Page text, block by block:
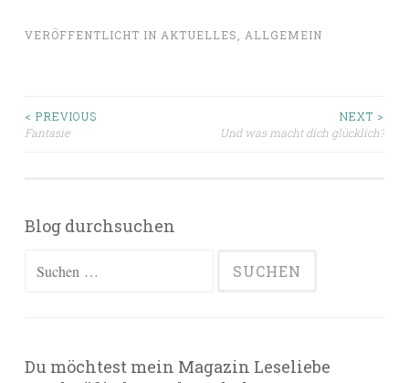
VERÖFFENTLICHT IN AKTUELLES ALLGEMEIN
Beitragsnavigation
< PREVIOUS
Fantasie
NEXT >
Und was macht dich glücklich?
Blog durchsuchen
Suchen
Du möchtest mein Magazin Leseliebe